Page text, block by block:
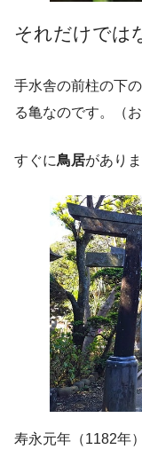
それだけでは
手水舎の前柱の下
る亀なのです。（
すぐに鳥居がありま
寿永元年（1182年